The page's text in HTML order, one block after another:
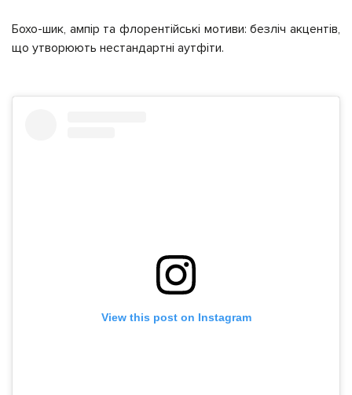
Бохо-шик, ампір та флорентійські мотиви: безліч акцентів,
що утворюють нестандартні аутфіти.
View this post on Instagram